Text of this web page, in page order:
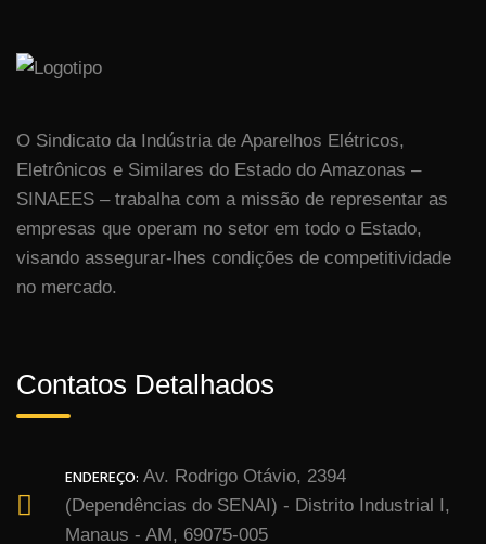
O Sindicato da Indústria de Aparelhos Elétricos,
Eletrônicos e Similares do Estado do Amazonas –
SINAEES – trabalha com a missão de representar as
empresas que operam no setor em todo o Estado,
visando assegurar-lhes condições de competitividade
no mercado.
Contatos Detalhados
ENDEREÇO: Av. Rodrigo Otávio, 2394
(Dependências do SENAI) - Distrito Industrial I,
Manaus - AM, 69075-005